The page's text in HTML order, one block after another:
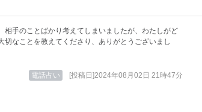
相手のことばかり考えてしまいましたが、わたしがど
切なことを教えてくださり、ありがとうございまし
電話占い [投稿日]2024年08月02日 21時47分